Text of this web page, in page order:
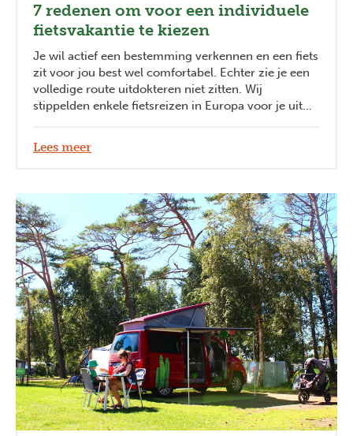
7 redenen om voor een individuele
fietsvakantie te kiezen
Je wil actief een bestemming verkennen en een fiets
zit voor jou best wel comfortabel. Echter zie je een
volledige route uitdokteren niet zitten. Wij
stippelden enkele fietsreizen in Europa voor je uit
waarom een fietsvakantie ook voor jou ideaal is!
Lees meer